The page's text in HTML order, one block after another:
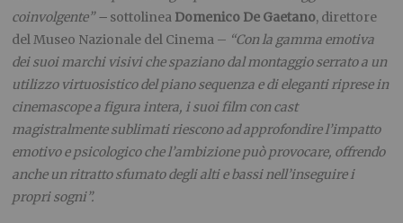
coinvolgente” – sottolinea Domenico De Gaetano, direttore
del Museo Nazionale del Cinema – “Con la gamma emotiva
dei suoi marchi visivi che spaziano dal montaggio serrato a un
utilizzo virtuosistico del piano sequenza e di eleganti riprese in
cinemascope a figura intera, i suoi film con cast
magistralmente sublimati riescono ad approfondire l’impatto
emotivo e psicologico che l’ambizione può provocare, offrendo
anche un ritratto sfumato degli alti e bassi nell’inseguire i
propri sogni”.